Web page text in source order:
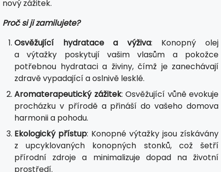
nový zážitek.
Proč si ji zamilujete?
Osvěžující hydratace a výživa: Konopný olej
a výtažky poskytují vašim vlasům a pokožce
potřebnou hydrataci a živiny, čímž je zanechávají
zdravě vypadající a oslnivě lesklé.
Aromaterapeutický zážitek: Osvěžující vůně evokuje
procházku v přírodě a přináší do vašeho domova
harmonii a pohodu.
Ekologický přístup: Konopné výtažky jsou získávány
z upcyklovaných konopných stonků, což šetří
přírodní zdroje a minimalizuje dopad na životní
prostředí.